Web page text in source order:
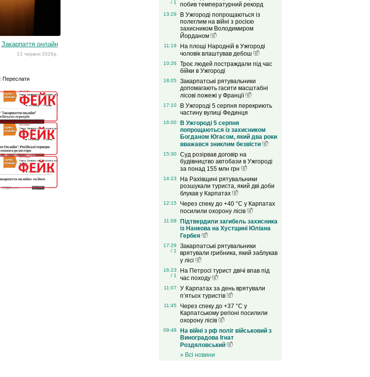
Закарпаття онлайн
13 червня 2026р.
Переслати
/ 1
побив температурний рекорд
13:29
В Ужгороді попрощаються із
полеглим на війні з росією
захисником Володимиром
Йорданом
11:19
На площі Народній в Ужгороді
чоловік влаштував дебош
10:26
Троє людей постраждали під час
бійки в Ужгороді
18:05
Закарпатські рятувальники
допомагають гасити масштабні
лісові пожежі у Франції
17:10
В Ужгороді 5 серпня перекриють
частину вулиці Фединця
16:00
В Ужгороді 5 серпня
попрощаються із захисником
Богданом Югасом, який два роки
вважався зниклим безвісти
15:30
Суд розірвав договір на
будівництво автобази в Ужгороді
за понад 155 млн грн
14:23
На Рахівщині рятувальники
розшукали туриста, який дві доби
блукав у Карпатах
12:15
Через спеку до +40 °C у Карпатах
посилили охорону лісів
11:09
Підтвердили загибель захисника
із Нанкова на Хустщині Юліана
Гербея
17:29
/ 1
Закарпатські рятувальники
врятували грибника, який заблукав
у лісі
16:23
/ 1
На Петросі турист двічі впав під
час походу
11:07
У Карпатах за день врятували
п’ятьох туристів
11:45
Через спеку до +37 °C у
Карпатському регіоні посилили
охорону лісів
09:48
На війні з рф поліг військовий з
Виноградова Ігнат
Роздяловський
» Всі новини